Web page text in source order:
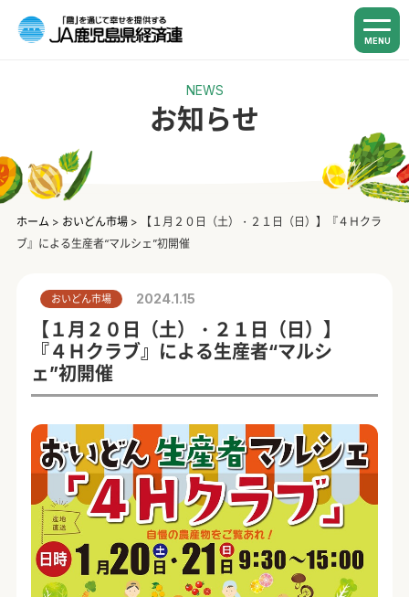
MENU
NEWS
お知らせ
ホーム > おいどん市場>
【１月２０日（土）・２１日（日）】『４Ｈクラ
ブ』による生産者“マルシェ”初開催
おいどん市場 2024.1.15
【１月２０日（土）・２１日（日）】
『４Ｈクラブ』による生産者“マルシ
ェ”初開催